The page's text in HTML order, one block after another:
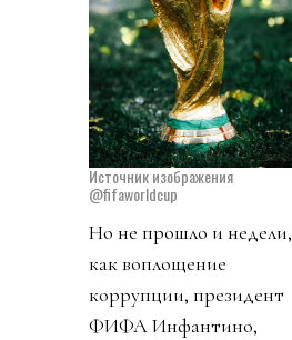
Источник изображения
@fifaworldcup
Но не прошло и недели,
как воплощение
коррупции, президент
ФИФА Инфантино,